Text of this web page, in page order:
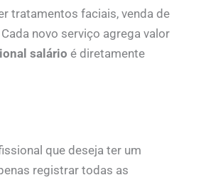
tratamentos faciais, venda de
novo serviço agrega valor
salário é diretamente
que deseja ter um
registrar todas as